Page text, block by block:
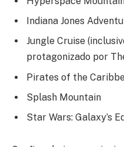
Indiana Jones
Jungle Cruise
protagonizado por
Pirates of the
Splash Mountain
Star Wars: Galaxy’s